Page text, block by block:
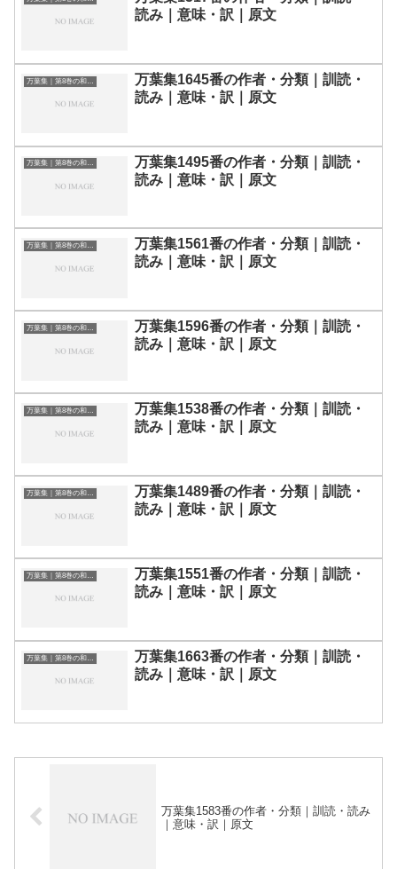
読み｜意味・訳｜原文
万葉集｜第8巻の和歌一覧
万葉集1645番の作者・分類｜訓読・
読み｜意味・訳｜原文
万葉集｜第8巻の和歌一覧
万葉集1495番の作者・分類｜訓読・
読み｜意味・訳｜原文
万葉集｜第8巻の和歌一覧
万葉集1561番の作者・分類｜訓読・
読み｜意味・訳｜原文
万葉集｜第8巻の和歌一覧
万葉集1596番の作者・分類｜訓読・
読み｜意味・訳｜原文
万葉集｜第8巻の和歌一覧
万葉集1538番の作者・分類｜訓読・
読み｜意味・訳｜原文
万葉集｜第8巻の和歌一覧
万葉集1489番の作者・分類｜訓読・
読み｜意味・訳｜原文
万葉集｜第8巻の和歌一覧
万葉集1551番の作者・分類｜訓読・
読み｜意味・訳｜原文
万葉集1663番の作者・分類｜訓読・
読み｜意味・訳｜原文
万葉集1583番の作者・分類｜訓読・読み
｜意味・訳｜原文